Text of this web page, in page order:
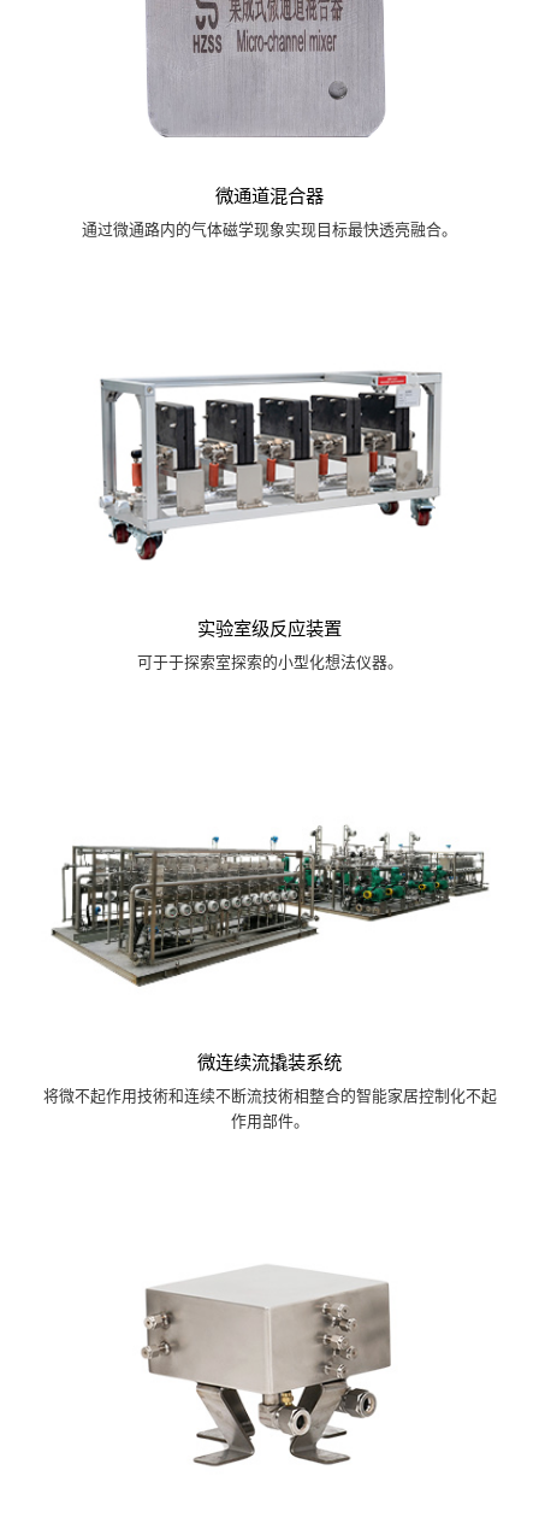
微通道混合器
通过微通路内的气体磁学现象实现目标最快透亮融合。
实验室级反应装置
可于于探索室探索的小型化想法仪器。
微连续流撬装系统
将微不起作用技術和连续不断流技術相整合的智能家居控制化不起
作用部件。